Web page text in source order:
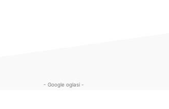
- Google oglasi -